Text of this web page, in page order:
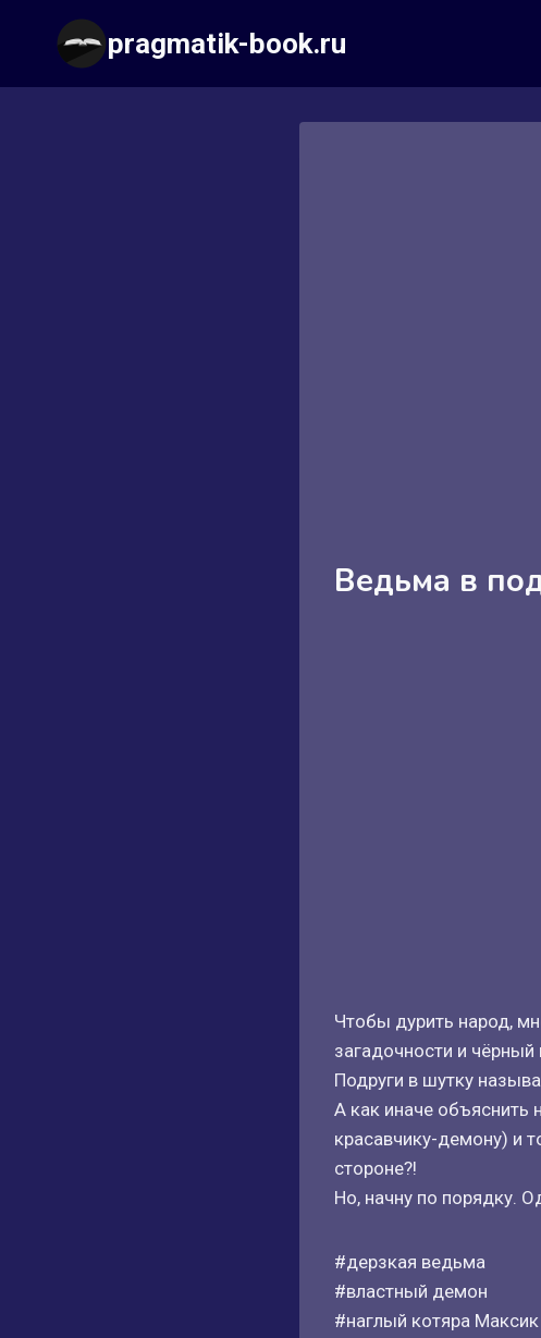
содержимому
pragmatik-book.ru
Ведьма в
Чтобы дурить народ,
загадочности и
Подруги в шутку
А как иначе объяснить
красавчику-демону) и
стороне?!
Но, начну по порядку.
#дерзкая ведьма
#властный демон
#наглый котяра